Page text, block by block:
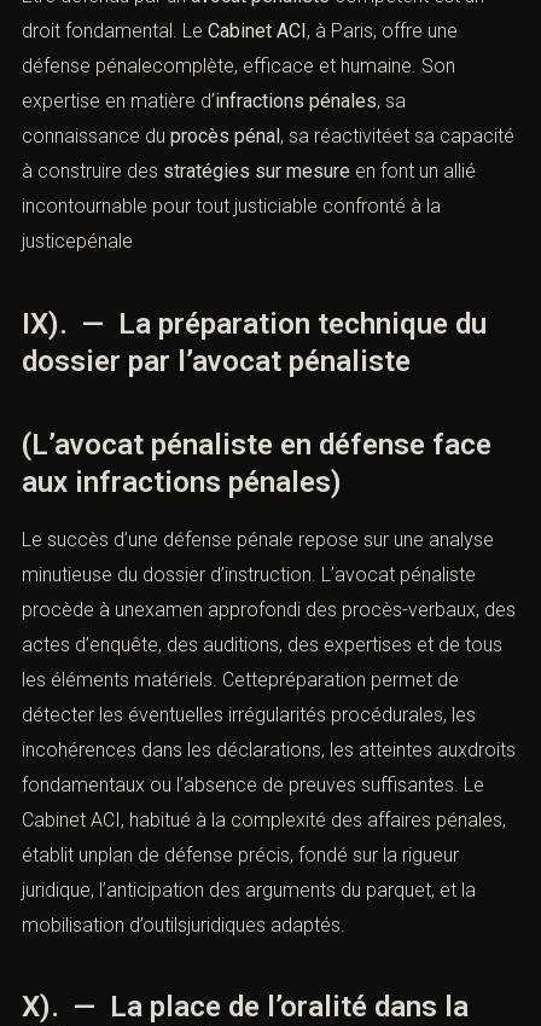
droit fondamental. Le Cabinet ACI , à Paris, offre une
défense pénalecomplète, efficace et humaine. Son
expertise en matière d’infractions pénales, sa
connaissance du procès pénal , sa réactivitéet sa capacité
à construire des stratégies sur mesure en font un allié
incontournable pour tout justiciable confronté à la
justicepénale
IX). — La préparation technique du
dossier par l’avocat pénaliste
(L’avocat pénaliste en défense face
aux infractions pénales)
Le succès d’une défense pénale repose sur une analyse
minutieuse du dossier d’instruction. L’avocat pénaliste
procède à unexamen approfondi des procès-verbaux, des
actes d’enquête, des auditions, des expertises et de tous
les éléments matériels. Cettepréparation permet de
détecter les éventuelles irrégularités procédurales, les
incohérences dans les déclarations, les atteintes auxdroits
fondamentaux ou l’absence de preuves suffisantes. Le
Cabinet ACI, habitué à la complexité des affaires pénales,
établit unplan de défense précis, fondé sur la rigueur
juridique, l’anticipation des arguments du parquet, et la
mobilisation d’outilsjuridiques adaptés.
X). — La place de l’oralité dans la